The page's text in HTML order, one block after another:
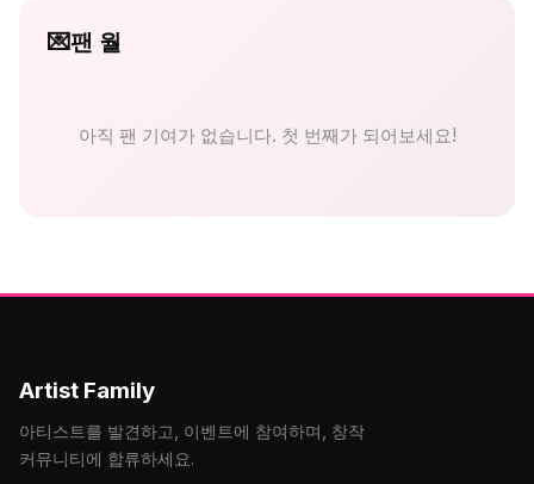
💌팬 월
아직 팬 기여가 없습니다. 첫 번째가 되어보세요!
Artist Family
아티스트를 발견하고, 이벤트에 참여하며, 창작
커뮤니티에 합류하세요.